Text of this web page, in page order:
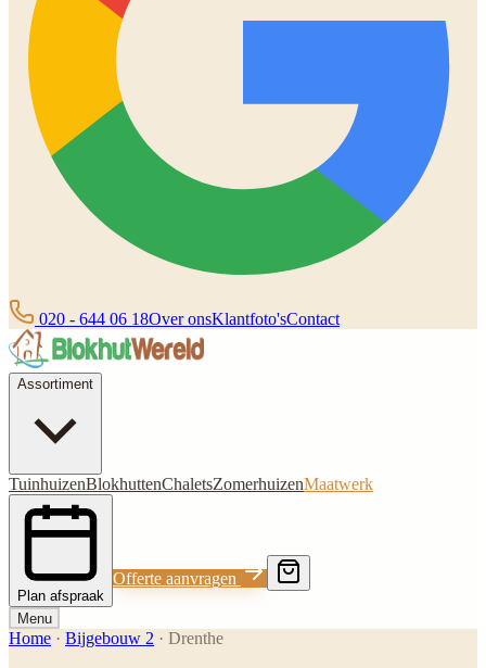
020 - 644 06 18Over onsKlantfoto'sContact
Assortiment
TuinhuizenBlokhuttenChaletsZomerhuizenMaatwerk
Plan afspraak
Offerte aanvragen
Menu
Home · Bijgebouw 2 · Drenthe